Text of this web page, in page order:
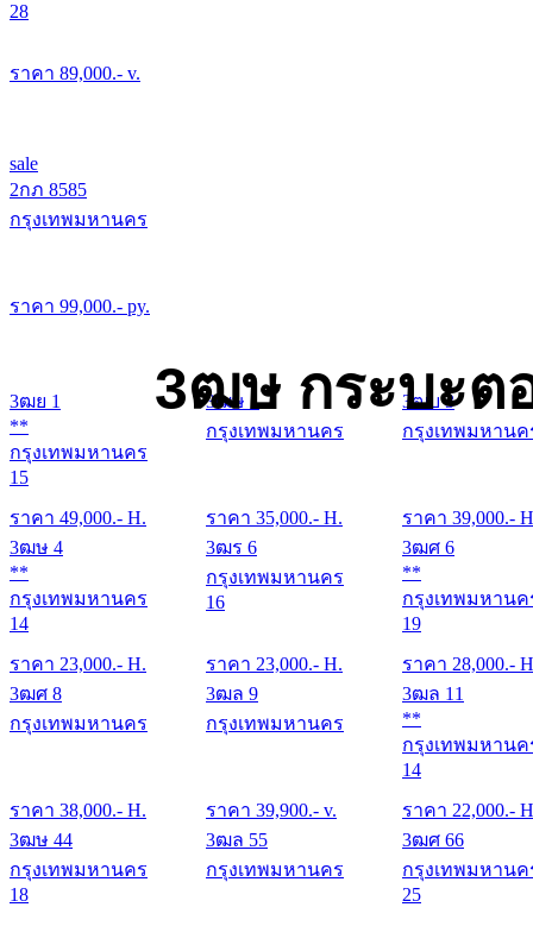
28
ราคา 89,000.- v.
sale
2กภ 8585
กรุงเทพมหานคร
ราคา 99,000.- py.
3ฒษ กระบะต
3ฒย 1
**
กรุงเทพมหานคร
15
ราคา 49,000.- H.
3ฒษ 1
กรุงเทพมหานคร
ราคา 35,000.- H.
3ฒบ 3
กรุงเทพมหานค
ราคา 39,000.-
3ฒษ 4
**
กรุงเทพมหานคร
14
ราคา 23,000.- H.
3ฒร 6
กรุงเทพมหานคร
16
ราคา 23,000.- H.
3ฒศ 6
**
กรุงเทพมหานค
19
ราคา 28,000.-
3ฒศ 8
กรุงเทพมหานคร
ราคา 38,000.- H.
3ฒล 9
กรุงเทพมหานคร
ราคา 39,900.- v.
3ฒล 11
**
กรุงเทพมหานค
14
ราคา 22,000.-
3ฒษ 44
กรุงเทพมหานคร
18
3ฒล 55
กรุงเทพมหานคร
3ฒศ 66
กรุงเทพมหานค
25